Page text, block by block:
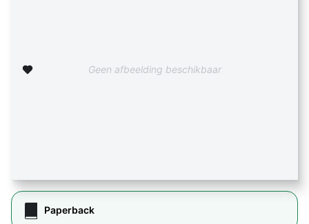
Geen afbeelding beschikbaar
Paperback